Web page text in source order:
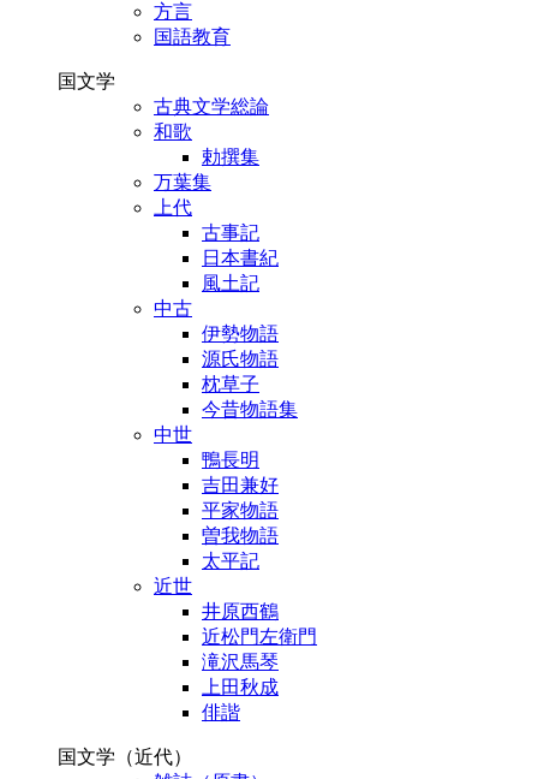
方言
国語教育
国文学
古典文学総論
和歌
勅撰集
万葉集
上代
古事記
日本書紀
風土記
中古
伊勢物語
源氏物語
枕草子
今昔物語集
中世
鴨長明
吉田兼好
平家物語
曽我物語
太平記
近世
井原西鶴
近松門左衛門
滝沢馬琴
上田秋成
俳諧
国文学（近代）